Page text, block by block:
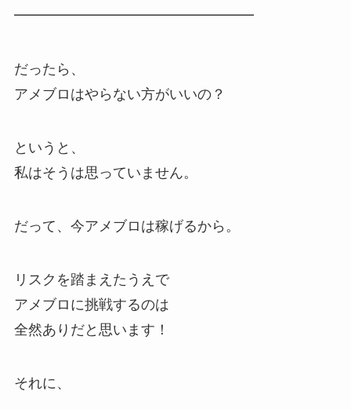
━━━━━━━━━━━━━━━━━
だったら、
アメブロはやらない方がいいの？
というと、
私はそうは思っていません。
だって、今アメブロは稼げるから。
リスクを踏まえたうえで
アメブロに挑戦するのは
全然ありだと思います！
それに、